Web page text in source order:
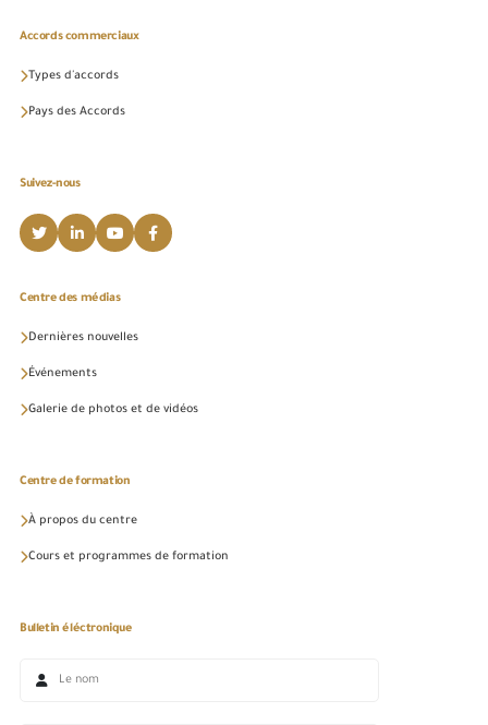
Accords commerciaux
Types d'accords
Pays des Accords
Suivez-nous
Centre des médias
Dernières nouvelles
Événements
Galerie de photos et de vidéos
Centre de formation
À propos du centre
Cours et programmes de formation
Bulletin éléctronique